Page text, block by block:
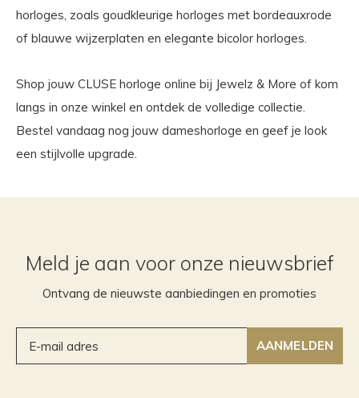
horloges, zoals goudkleurige horloges met bordeauxrode
of blauwe wijzerplaten en elegante bicolor horloges.
Shop jouw CLUSE horloge online bij Jewelz & More of kom
langs in onze winkel en ontdek de volledige collectie.
Bestel vandaag nog jouw dameshorloge en geef je look
een stijlvolle upgrade.
Meld je aan voor onze nieuwsbrief
Ontvang de nieuwste aanbiedingen en promoties
AANMELDEN